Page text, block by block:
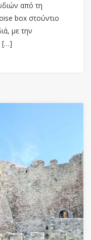
από τη
box στούντιο
με την
[…]